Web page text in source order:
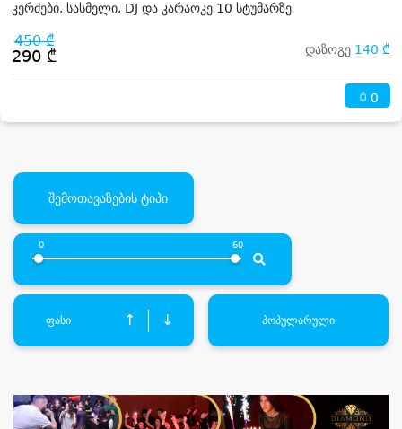
კერძები, სასმელი, DJ და კარაოკე 10 სტუმარზე
450 ₾
290 ₾ დაზოგე 140 ₾
0
შემოთავაზების ტიპი
0 60
ფასი ↑ ↓ პოპულარული